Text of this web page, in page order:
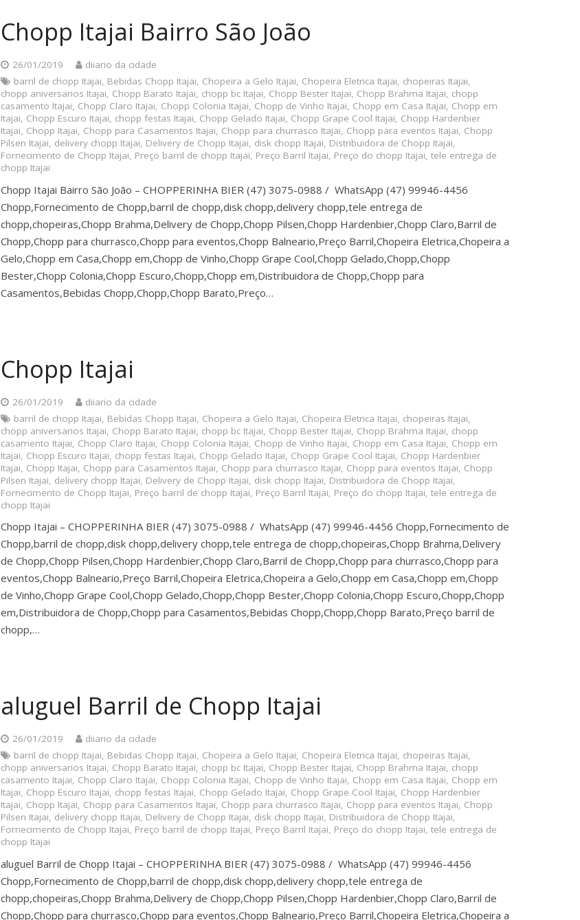
Chopp Itajai Bairro São João
26/01/2019
diiario da cidade
barril de chopp Itajai, Bebidas Chopp Itajai, Chopeira a Gelo Itajai, Chopeira Eletrica Itajai, chopeiras Itajai,
chopp aniversarios Itajai, Chopp Barato Itajai, chopp bc Itajai, Chopp Bester Itajai, Chopp Brahma Itajai, chopp
casamento Itajai, Chopp Claro Itajai, Chopp Colonia Itajai, Chopp de Vinho Itajai, Chopp em Casa Itajai, Chopp em
Itajai, Chopp Escuro Itajai, chopp festas Itajai, Chopp Gelado Itajai, Chopp Grape Cool Itajai, Chopp Hardenbier
Itajai, Chopp Itajai, Chopp para Casamentos Itajai, Chopp para churrasco Itajai, Chopp para eventos Itajai, Chopp
Pilsen Itajai, delivery chopp Itajai, Delivery de Chopp Itajai, disk chopp Itajai, Distribuidora de Chopp Itajai,
Fornecimento de Chopp Itajai, Preço barril de chopp Itajai, Preço Barril Itajai, Preço do chopp Itajai, tele entrega de
chopp Itajai
Chopp Itajai Bairro São João – CHOPPERINHA BIER (47) 3075-0988 / WhatsApp (47) 99946-4456
Chopp,Fornecimento de Chopp,barril de chopp,disk chopp,delivery chopp,tele entrega de
chopp,chopeiras,Chopp Brahma,Delivery de Chopp,Chopp Pilsen,Chopp Hardenbier,Chopp Claro,Barril de
Chopp,Chopp para churrasco,Chopp para eventos,Chopp Balneario,Preço Barril,Chopeira Eletrica,Chopeira a
Gelo,Chopp em Casa,Chopp em,Chopp de Vinho,Chopp Grape Cool,Chopp Gelado,Chopp,Chopp
Bester,Chopp Colonia,Chopp Escuro,Chopp,Chopp em,Distribuidora de Chopp,Chopp para
Casamentos,Bebidas Chopp,Chopp,Chopp Barato,Preço…
Chopp Itajai
26/01/2019
diiario da cidade
barril de chopp Itajai Bebidas Chopp Itajai Chopeira a Gelo Itajai Chopeira Eletrica Itajai chopeiras Itajai
chopp aniversarios Itajai Chopp Barato Itajai chopp bc Itajai Chopp Bester Itajai Chopp Brahma Itajai chopp
casamento Itajai Chopp Claro Itajai Chopp Colonia Itajai Chopp de Vinho Itajai Chopp em Casa Itajai Chopp em
Itajai Chopp Escuro Itajai chopp festas Itajai Chopp Gelado Itajai Chopp Grape Cool Itajai Chopp Hardenbier
Itajai Chopp Itajai Chopp para Casamentos Itajai Chopp para churrasco Itajai Chopp para eventos Itajai Chopp
Pilsen Itajai delivery chopp Itajai Delivery de Chopp Itajai disk chopp Itajai Distribuidora de Chopp Itajai
Fornecimento de Chopp Itajai Preço barril de chopp Itajai Preço Barril Itajai Preço do chopp Itajai tele entrega de
chopp Itajai
Chopp Itajai – CHOPPERINHA BIER (47) 3075-0988 / WhatsApp (47) 99946-4456 Chopp,Fornecimento de
Chopp,barril de chopp,disk chopp,delivery chopp,tele entrega de chopp,chopeiras,Chopp Brahma,Delivery
de Chopp,Chopp Pilsen,Chopp Hardenbier,Chopp Claro,Barril de Chopp,Chopp para churrasco,Chopp para
eventos,Chopp Balneario,Preço Barril,Chopeira Eletrica,Chopeira a Gelo,Chopp em Casa,Chopp em,Chopp
de Vinho,Chopp Grape Cool,Chopp Gelado,Chopp,Chopp Bester,Chopp Colonia,Chopp Escuro,Chopp,Chopp
em,Distribuidora de Chopp,Chopp para Casamentos,Bebidas Chopp,Chopp,Chopp Barato,Preço barril de
chopp,…
aluguel Barril de Chopp Itajai
26/01/2019
diiario da cidade
barril de chopp Itajai, Bebidas Chopp Itajai, Chopeira a Gelo Itajai, Chopeira Eletrica Itajai, chopeiras Itajai,
chopp aniversarios Itajai, Chopp Barato Itajai, chopp bc Itajai, Chopp Bester Itajai, Chopp Brahma Itajai, chopp
casamento Itajai, Chopp Claro Itajai, Chopp Colonia Itajai, Chopp de Vinho Itajai, Chopp em Casa Itajai, Chopp em
Itajai, Chopp Escuro Itajai, chopp festas Itajai, Chopp Gelado Itajai, Chopp Grape Cool Itajai, Chopp Hardenbier
Itajai, Chopp Itajai, Chopp para Casamentos Itajai, Chopp para churrasco Itajai, Chopp para eventos Itajai, Chopp
Pilsen Itajai, delivery chopp Itajai, Delivery de Chopp Itajai, disk chopp Itajai, Distribuidora de Chopp Itajai,
Fornecimento de Chopp Itajai, Preço barril de chopp Itajai, Preço Barril Itajai, Preço do chopp Itajai, tele entrega de
chopp Itajai
aluguel Barril de Chopp Itajai – CHOPPERINHA BIER (47) 3075-0988 / WhatsApp (47) 99946-4456
Chopp,Fornecimento de Chopp,barril de chopp,disk chopp,delivery chopp,tele entrega de
chopp,chopeiras,Chopp Brahma,Delivery de Chopp,Chopp Pilsen,Chopp Hardenbier,Chopp Claro,Barril de
Chopp,Chopp para churrasco,Chopp para eventos,Chopp Balneario,Preço Barril,Chopeira Eletrica,Chopeira a